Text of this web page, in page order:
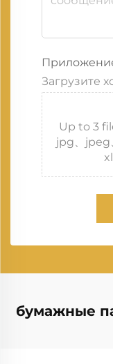
Загрузите
Up to 3
jpg、jpeg
бумажные